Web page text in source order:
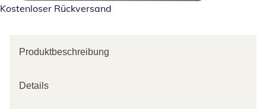
Kostenloser Rückversand
Produktbeschreibung
Details